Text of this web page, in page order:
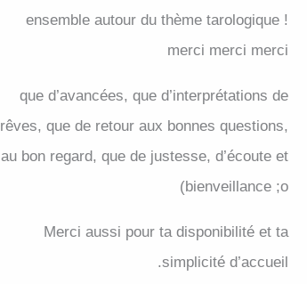
ensemble autour du thème tarologique !
merci merci merci
que d’avancées, que d’interprétations de
rêves, que de retour aux bonnes questions,
au bon regard, que de justesse, d’écoute et
bienveillance ;o)
Merci aussi pour ta disponibilité et ta
simplicité d’accueil.